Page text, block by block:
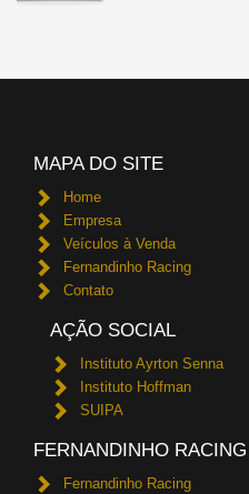
MAPA DO SITE
Home
Empresa
Veículos à Venda
Fernandinho Racing
Contato
AÇÃO SOCIAL
Instituto Ayrton Senna
Instituto Hoffman
SUIPA
FERNANDINHO RACING
Fernandinho Racing